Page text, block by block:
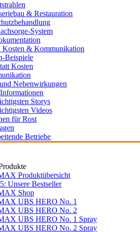
& Restauration
System
Kosten & Kommunikation
Beispiele
Kosten
Nebenwirkungen
Storys
Videos
für Rost
Betriebe
Produktübersicht
Unsere Bestseller
Shop
UBS HERO No. 1
UBS HERO No. 2
UBS HERO No. 1 Spray
UBS HERO No. 2 Spray